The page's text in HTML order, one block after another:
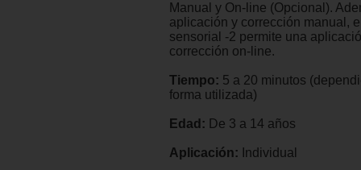
Manual y On-line (Opcional).
aplicación y corrección manual,
sensorial -2 permite una
corrección on-line.
Tiempo: 5 a 20 minutos
forma utilizada)
Edad: De 3 a 14 años
Aplicación: Individual